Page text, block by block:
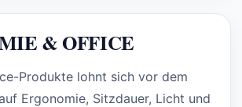
& OFFICE
Produkte lohnt sich vor dem
Ergonomie, Sitzdauer, Licht und